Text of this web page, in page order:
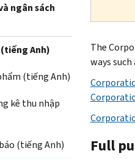
ngân sách
Anh)
(tiếng Anh)
kê thu nhập
(tiếng Anh)
The
ways
Full